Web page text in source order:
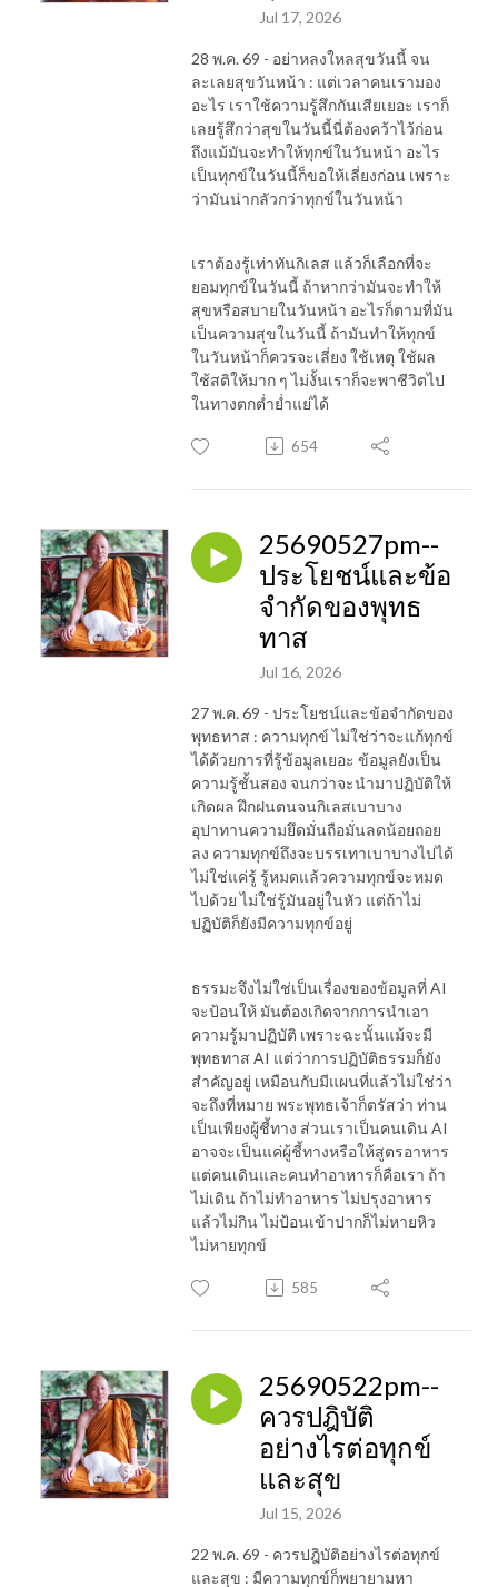
Jul 17, 2026
28 พ.ค. 69 - อย่าหลงใหลสุขวันนี้ จน
ละเลยสุขวันหน้า : แต่เวลาคนเรามอง
อะไร เราใช้ความรู้สึกกันเสียเยอะ เราก็
เลยรู้สึกว่าสุขในวันนี้นี่ต้องคว้าไว้ก่อน
ถึงแม้มันจะทำให้ทุกข์ในวันหน้า อะไร
เป็นทุกข์ในวันนี้ก็ขอให้เลี่ยงก่อน เพราะ
ว่ามันน่ากลัวกว่าทุกข์ในวันหน้า
เราต้องรู้เท่าทันกิเลส แล้วก็เลือกที่จะ
ยอมทุกข์ในวันนี้ ถ้าหากว่ามันจะทำให้
สุขหรือสบายในวันหน้า อะไรก็ตามที่มัน
เป็นความสุขในวันนี้ ถ้ามันทำให้ทุกข์
ในวันหน้าก็ควรจะเลี่ยง ใช้เหตุ ใช้ผล
ใช้สติให้มาก ๆ ไม่งั้นเราก็จะพาชีวิตไป
ในทางตกต่ำย่ำแย่ได้
654
25690527pm--
ประโยชน์และข้อ
จำกัดของพุทธ
ทาส
Jul 16, 2026
27 พ.ค. 69 - ประโยชน์และข้อจำกัดของ
พุทธทาส : ความทุกข์ ไม่ใช่ว่าจะแก้ทุกข์
ได้ด้วยการที่รู้ข้อมูลเยอะ ข้อมูลยังเป็น
ความรู้ชั้นสอง จนกว่าจะนำมาปฏิบัติให้
เกิดผล ฝึกฝนตนจนกิเลสเบาบาง
อุปาทานความยึดมั่นถือมั่นลดน้อยถอย
ลง ความทุกข์ถึงจะบรรเทาเบาบางไปได้
ไม่ใช่แค่รู้ รู้หมดแล้วความทุกข์จะหมด
ไปด้วย ไม่ใช่รู้มันอยู่ในหัว แต่ถ้าไม่
ปฏิบัติก็ยังมีความทุกข์อยู่
ธรรมะจึงไม่ใช่เป็นเรื่องของข้อมูลที่ AI
จะป้อนให้ มันต้องเกิดจากการนำเอา
ความรู้มาปฏิบัติ เพราะฉะนั้นแม้จะมี
พุทธทาส AI แต่ว่าการปฏิบัติธรรมก็ยัง
สำคัญอยู่ เหมือนกับมีแผนที่แล้วไม่ใช่ว่า
จะถึงที่หมาย พระพุทธเจ้าก็ตรัสว่า ท่าน
เป็นเพียงผู้ชี้ทาง ส่วนเราเป็นคนเดิน AI
อาจจะเป็นแค่ผู้ชี้ทางหรือให้สูตรอาหาร
แต่คนเดินและคนทำอาหารก็คือเรา ถ้า
ไม่เดิน ถ้าไม่ทำอาหาร ไม่ปรุงอาหาร
แล้วไม่กิน ไม่ป้อนเข้าปากก็ไม่หายหิว
ไม่หายทุกข์
585
25690522pm--
ควรปฎิบัติ
อย่างไรต่อทุกข์
และสุข
Jul 15, 2026
22 พ.ค. 69 - ควรปฎิบัติอย่างไรต่อทุกข์
และสุข : มีความทุกข์ก็พยายามหา